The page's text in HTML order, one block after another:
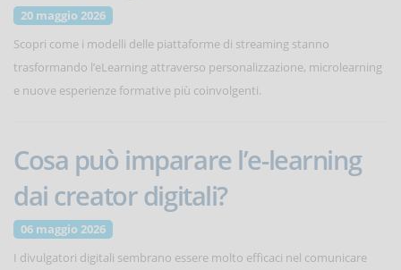
20 maggio 2026
Scopri come i modelli delle piattaforme di streaming stanno
trasformando l’eLearning attraverso personalizzazione, microlearning
e nuove esperienze formative più coinvolgenti.
Cosa può imparare l’e-learning
dai creator digitali?
06 maggio 2026
I divulgatori digitali sembrano essere molto efficaci nel comunicare